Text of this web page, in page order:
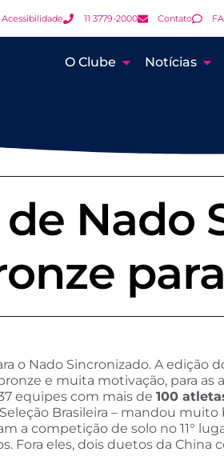
Acessibilidade 11 3779-2000 Contato
O Clube Notícias
de Nado
o Nado Sincronizado. A edição
e muita motivação, para
equipes com mais de 100
Brasileira – mandou
a competição de solo no 11°
Fora eles, dois duetos da